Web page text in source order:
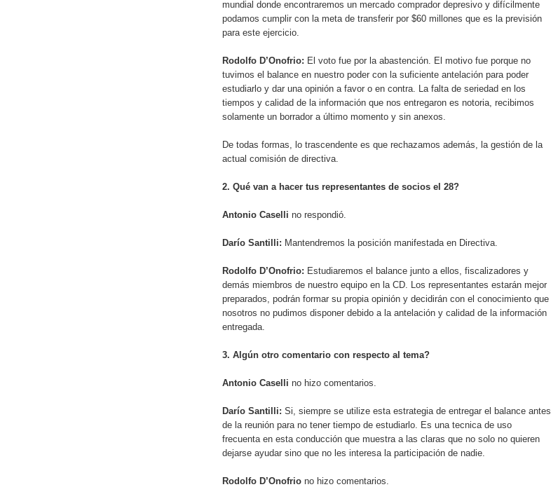
mundial donde encontraremos un mercado comprador depresivo y difícilmente
podamos cumplir con la meta de transferir por $60 millones que es la previsión
para este ejercicio.
Rodolfo D’Onofrio: El voto fue por la abastención. El motivo fue porque no
tuvimos el balance en nuestro poder con la suficiente antelación para poder
estudiarlo y dar una opinión a favor o en contra. La falta de seriedad en los
tiempos y calidad de la información que nos entregaron es notoria, recibimos
solamente un borrador a último momento y sin anexos.
De todas formas, lo trascendente es que rechazamos además, la gestión de la
actual comisión de directiva.
2. Qué van a hacer tus representantes de socios el 28?
Antonio Caselli no respondió.
Darío Santilli: Mantendremos la posición manifestada en Directiva.
Rodolfo D’Onofrio: Estudiaremos el balance junto a ellos, fiscalizadores y
demás miembros de nuestro equipo en la CD. Los representantes estarán mejor
preparados, podrán formar su propia opinión y decidirán con el conocimiento que
nosotros no pudimos disponer debido a la antelación y calidad de la información
entregada.
3. Algún otro comentario con respecto al tema?
Antonio Caselli no hizo comentarios.
Darío Santilli: Si, siempre se utilize esta estrategia de entregar el balance antes
de la reunión para no tener tiempo de estudiarlo. Es una tecnica de uso
frecuenta en esta conducción que muestra a las claras que no solo no quieren
dejarse ayudar sino que no les interesa la participación de nadie.
Rodolfo D’Onofrio no hizo comentarios.